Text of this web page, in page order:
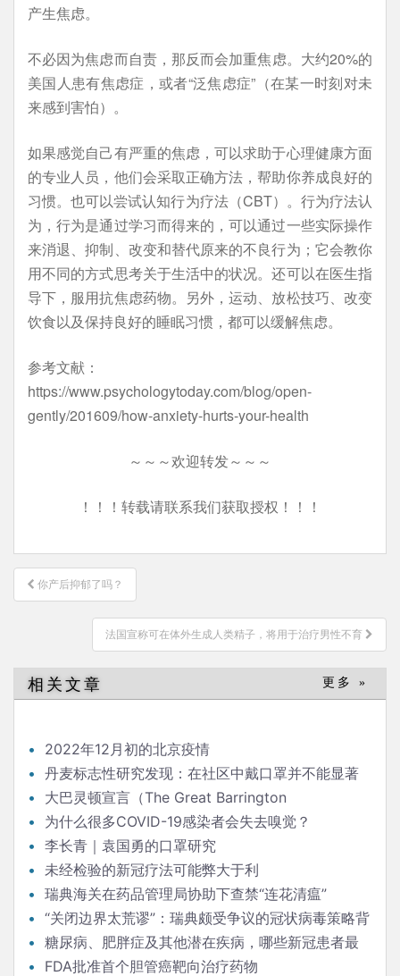
产生焦虑。
不必因为焦虑而自责，那反而会加重焦虑。大约20%的
美国人患有焦虑症，或者“泛焦虑症”（在某一时刻对未
来感到害怕）。
如果感觉自己有严重的焦虑，可以求助于心理健康方面
的专业人员，他们会采取正确方法，帮助你养成良好的
习惯。也可以尝试认知行为疗法（CBT）。行为疗法认
为，行为是通过学习而得来的，可以通过一些实际操作
来消退、抑制、改变和替代原来的不良行为；它会教你
用不同的方式思考关于生活中的状况。还可以在医生指
导下，服用抗焦虑药物。另外，运动、放松技巧、改变
饮食以及保持良好的睡眠习惯，都可以缓解焦虑。
参考文献：
https://www.psychologytoday.com/blog/open-
gently/201609/how-anxiety-hurts-your-health
～～～欢迎转发～～～
！！！转载请联系我们获取授权！！！
文
章
你产后抑郁了吗？
法国宣称可在体外生成人类精子，将用于治疗男性不育
相关文章 更多 »
2022年12月初的北京疫情
丹麦标志性研究发现：在社区中戴口罩并不能显著
降低（新冠）感染率
大巴灵顿宣言（The Great Barrington
Declaration）
为什么很多COVID-19感染者会失去嗅觉？
李长青｜袁国勇的口罩研究
未经检验的新冠疗法可能弊大于利
瑞典海关在药品管理局协助下查禁“连花清瘟”
“关闭边界太荒谬”：瑞典颇受争议的冠状病毒策略背
后的流行病学家
糖尿病、肥胖症及其他潜在疾病，哪些新冠患者最
危险？
FDA批准首个胆管癌靶向治疗药物